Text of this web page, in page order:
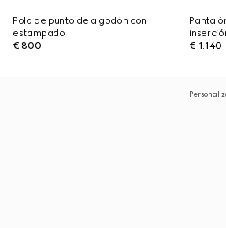
Polo de punto de algodón con
estampado
€ 800
€ 1.140